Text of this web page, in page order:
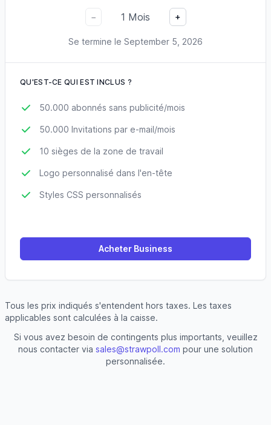
− 1 Mois +
Se termine le September 5, 2026
QU'EST-CE QUI EST INCLUS ?
50.000 abonnés sans publicité/mois
50.000 Invitations par e-mail/mois
10 sièges de la zone de travail
Logo personnalisé dans l'en-tête
Styles CSS personnalisés
Acheter Business
Tous les prix indiqués s'entendent hors taxes. Les taxes
applicables sont calculées à la caisse.
Si vous avez besoin de contingents plus importants, veuillez
nous contacter via sales@strawpoll.com pour une solution
personnalisée.